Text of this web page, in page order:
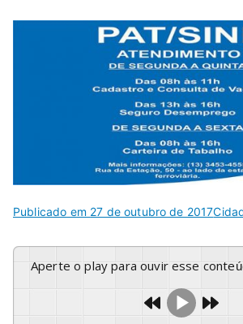
Publicado em 27 de outubro de 2017
Aperte o play para ouvir esse